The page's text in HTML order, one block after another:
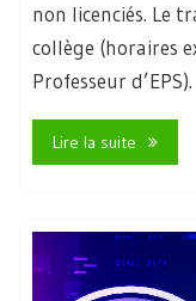
non licenciés. Le
collège (horaires
Professeur d’EPS).
Lire la suite